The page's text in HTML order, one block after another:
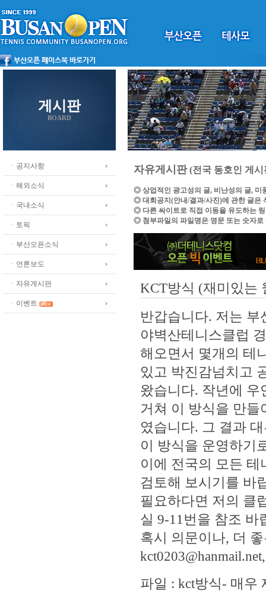
게시판
BOARD
ㆍ공지사항
ㆍ해외소식
ㆍ국내소식
ㆍ토픽
ㆍ부산오픈소식
ㆍ언론보도
ㆍ자유게시판
ㆍ이벤트
자유게시판(전국 동호인 게시
◎ 상업적인 광고성의 글, 비난성의 글, 미
◎ 대회공지(안내/결과/사진)에 관한 글은
◎ 다른 싸이트로 직접 이동을 유도하는
◎ 첨부파일의 파일명은 영문 또는 숫자로
KCT방식 (재미있는
반갑습니다. 저는
야벽산테니스클럽
해오면서 몇개의 테
있고 박진감넘치고
왔습니다. 작년에 우
거쳐 이 방식을 만
였습니다. 그 결과
이 방식을 운영하기
이에 전국의 모든
검토해 보시기를 바
필요하다면 저의 클
실 9-11번을 참조 바
혹시 의문이나, 더
파일 : kct방식- 매우